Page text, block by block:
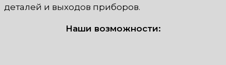
деталей и выходов приборов.
Наши возможности: